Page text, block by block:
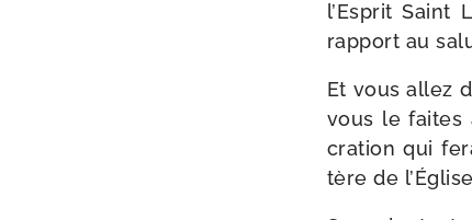
l’Esprit
rap­port au
Et vous allez
vous le faites
cra­tion qui
tère de